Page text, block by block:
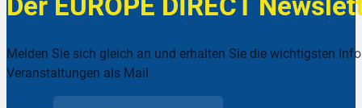
Der EUROPE DIRECT
Melden Sie sich gleich an und erhalten Sie die wichtigsten
Veranstaltungen als Mail